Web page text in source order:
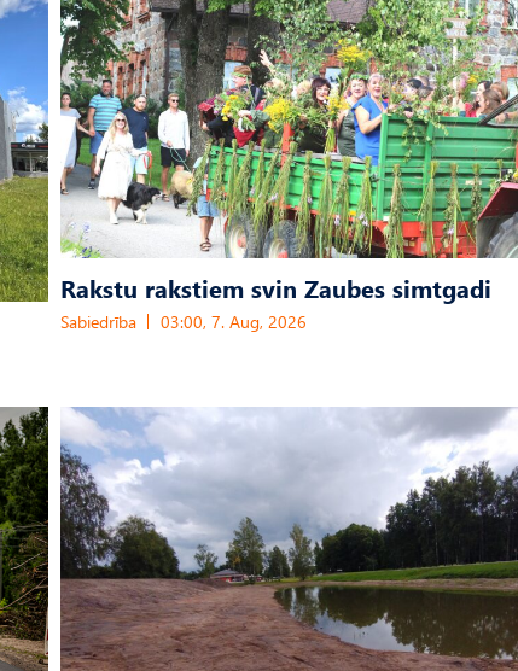
Rakstu rakstiem svin Zaubes simtgadi
Sabiedrība 03:00, 7. Aug, 2026